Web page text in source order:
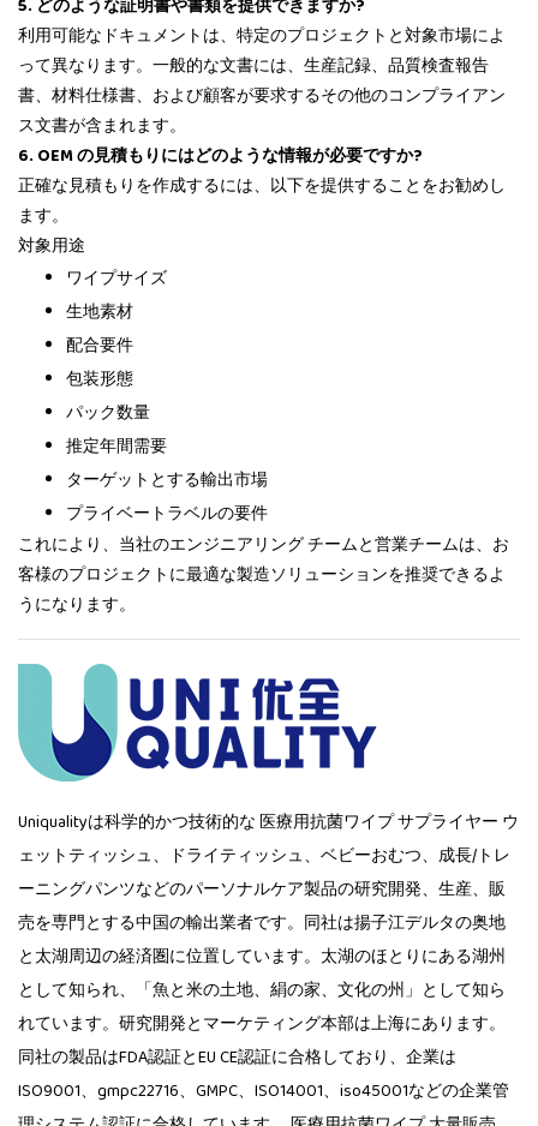
5. どのような証明書や書類を提供できますか?
利用可能なドキュメントは、特定のプロジェクトと対象市場によ
って異なります。一般的な文書には、生産記録、品質検査報告
書、材料仕様書、および顧客が要求するその他のコンプライアン
ス文書が含まれます。
6. OEM の見積もりにはどのような情報が必要ですか?
正確な見積もりを作成するには、以下を提供することをお勧めし
ます。
対象用途
ワイプサイズ
生地素材
配合要件
包装形態
パック数量
推定年間需要
ターゲットとする輸出市場
プライベートラベルの要件
これにより、当社のエンジニアリング チームと営業チームは、お
客様のプロジェクトに最適な製造ソリューションを推奨できるよ
うになります。
Uniqualityは科学的かつ技術的な医療用抗菌ワイプ サプライヤー ウ
ェットティッシュ、ドライティッシュ、ベビーおむつ、成長/トレ
ーニングパンツなどのパーソナルケア製品の研究開発、生産、販
売を専門とする中国の輸出業者です。同社は揚子江デルタの奥地
と太湖周辺の経済圏に位置しています。太湖のほとりにある湖州
として知られ、「魚と米の土地、絹の家、文化の州」として知ら
れています。研究開発とマーケティング本部は上海にあります。
同社の製品はFDA認証とEU CE認証に合格しており、企業は
ISO9001、gmpc22716、GMPC、ISO14001、iso45001などの企業管